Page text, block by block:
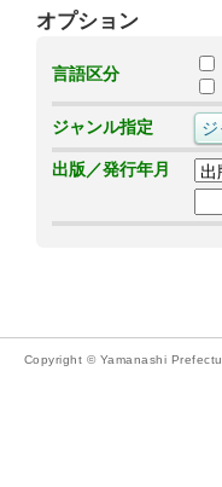
オプション
言語区分
ジャンル指定
出版／発行年月
Copyright © Yamanashi